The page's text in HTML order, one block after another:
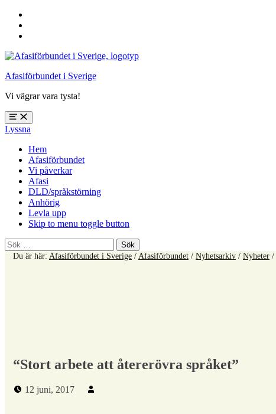
sidfoten
Afasiförbundet i Sverige
Vi vägrar vara tysta!
Öppna
meny:
%s
Lyssna
Hem
Afasiförbundet
Vi påverkar
Afasi
DLD/språkstörning
Anhörig
Levla upp
Skip to menu toggle button
Sök
efter:Du är här: Afasiförbundet i Sverige /Afasiförbundet / Nyhetsarkiv / Nyheter /
“Stort arbete att återerövra språket”
Publicerad den:
12 juni, 2017